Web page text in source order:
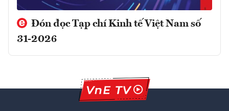
Đón đọc Tạp chí Kinh tế Việt Nam số
31-2026